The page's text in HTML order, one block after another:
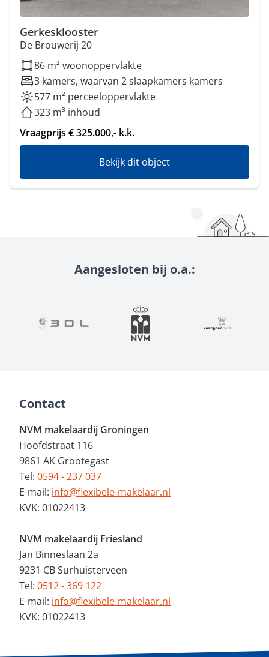
Gerkesklooster
De Brouwerij 20
86 m² woonoppervlakte
3 kamers, waarvan 2 slaapkamers kamers
577 m² perceeloppervlakte
323 m³ inhoud
Vraagprijs € 325.000,- k.k.
Bekijk dit object
Aangesloten bij o.a.:
Contact
NVM makelaardij Groningen
Hoofdstraat 116
9861 AK Grootegast
Tel: 0594 - 237 037
E-mail: info@flexibele-makelaar.nl
KVK: 01022413
NVM makelaardij Friesland
Jan Binneslaan 2a
9231 CB Surhuisterveen
Tel: 0512 - 369 122
E-mail: info@flexibele-makelaar.nl
KVK: 01022413